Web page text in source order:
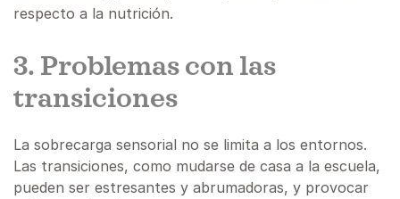
respecto a la nutrición.
3. Problemas con las
transiciones
La sobrecarga sensorial no se limita a los entornos.
Las transiciones, como mudarse de casa a la escuela,
pueden ser estresantes y abrumadoras, y provocar